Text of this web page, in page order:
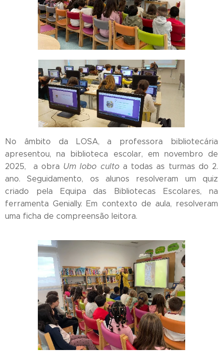
No âmbito da LOSA, a professora bibliotecária
apresentou, na biblioteca escolar, em novembro de
2025, a obra Um lobo culto a todas as turmas do 2.
ano. Seguidamento, os alunos resolveram um quiz
criado pela Equipa das Bibliotecas Escolares, na
ferramenta Genially. Em contexto de aula, resolveram
uma ficha de compreensão leitora.